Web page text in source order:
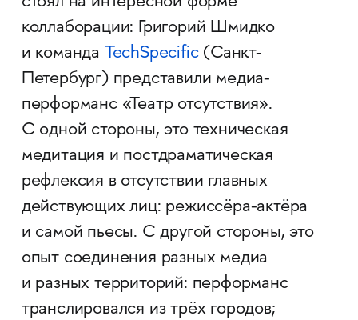
коллаборации: Григорий Шмидко
и команда TechSpecific (Санкт-
Петербург) представили медиа-
перформанс «Театр отсутствия».
С одной стороны, это техническая
медитация и постдраматическая
рефлексия в отсутствии главных
действующих лиц: режиссёра-актёра
и самой пьесы. С другой стороны, это
опыт соединения разных медиа
и разных территорий: перформанс
транслировался из трёх городов;